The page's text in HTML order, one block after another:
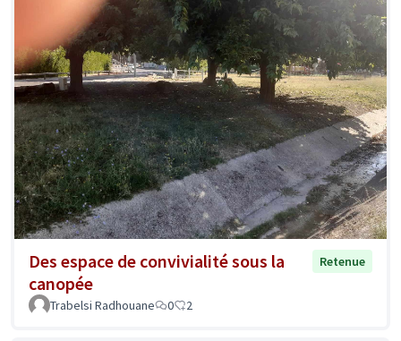
Des espace de convivialité sous la
canopée
Retenue
Trabelsi Radhouane 0 2